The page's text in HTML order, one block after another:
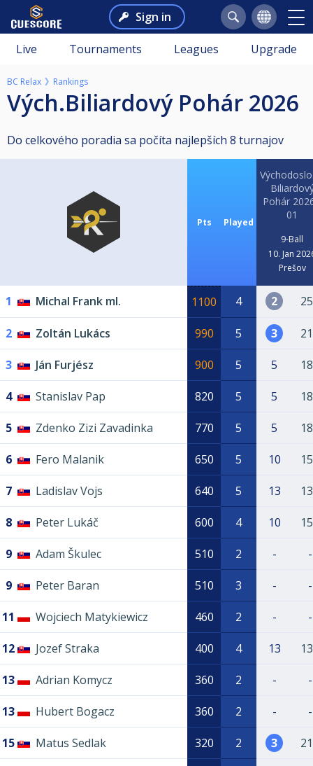
Sign in
Live Tournaments Leagues Upgrade
BC Relax Rankings
Vých.Biliardový Pohár 2026
Do celkového poradia sa počíta najlepších 8 turnajov
Pts Played
Pohár
01
9-Ball
10. Jan
Prešov
1 Michal Frank ml. 1100 4 2
2 Zoltán Lukács 990 5 3
3 Ján Furjész 900 5 5
4 Stanislav Pap 820 5 5
5 Zdenko Zizi Zavadinka 770 5 5
6 Fero Malanik 650 5 10
7 Ladislav Vojs 640 5 13
8 Peter Lukáč 600 4 10
9 Adam Škulec 510 2 - -
9 Peter Baran 510 3 - -
11 Wojciech Matykiewicz 460 2 - -
12 Jozef Straka 400 4 13
13 Adrian Komycz 360 2 - -
13 Hubert Bogacz 360 2 - -
15 Matus Sedlak 320 2 3